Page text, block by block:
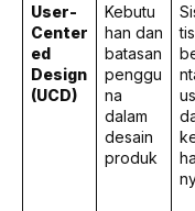
User-
Center
ed
Design
(UCD)
Kebutu
han dan
batasan
penggu
na
dalam
desain
produk